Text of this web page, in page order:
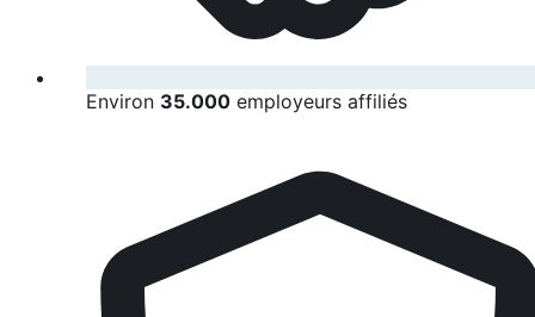
Environ 35.000 employeurs affiliés